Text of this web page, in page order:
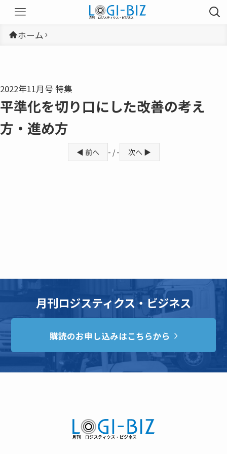
ホーム
2022年11月号 特集
平準化を切り口にした改善の考え
方・進め方
◀ 前へ - / - 次へ ▶
月刊ロジスティクス・ビジネス
購読のお申し込みはこちらから